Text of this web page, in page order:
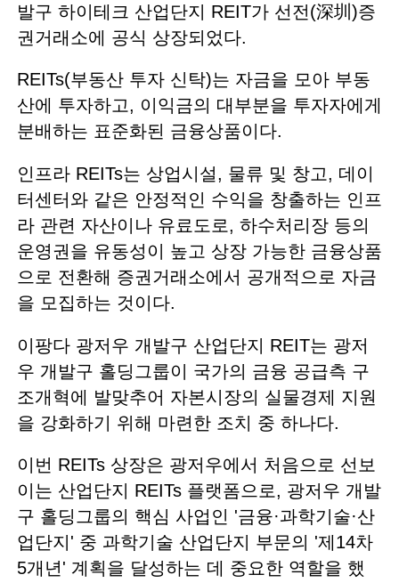
발구 하이테크 산업단지 REIT가 선전(深圳)증
권거래소에 공식 상장되었다.
REITs(부동산 투자 신탁)는 자금을 모아 부동
산에 투자하고, 이익금의 대부분을 투자자에게
분배하는 표준화된 금융상품이다.
인프라 REITs는 상업시설, 물류 및 창고, 데이
터센터와 같은 안정적인 수익을 창출하는 인프
라 관련 자산이나 유료도로, 하수처리장 등의
운영권을 유동성이 높고 상장 가능한 금융상품
으로 전환해 증권거래소에서 공개적으로 자금
을 모집하는 것이다.
이팡다 광저우 개발구 산업단지 REIT는 광저
우 개발구 홀딩그룹이 국가의 금융 공급측 구
조개혁에 발맞추어 자본시장의 실물경제 지원
을 강화하기 위해 마련한 조치 중 하나다.
이번 REITs 상장은 광저우에서 처음으로 선보
이는 산업단지 REITs 플랫폼으로, 광저우 개발
구 홀딩그룹의 핵심 사업인 '금융·과학기술·산
업단지' 중 과학기술 산업단지 부문의 '제14차
5개년' 계획을 달성하는 데 중요한 역할을 했